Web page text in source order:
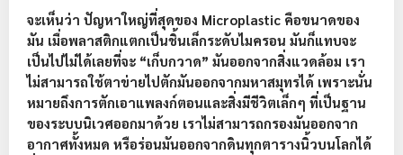
จะเห็นว่า ปัญหาใหญ่ที่สุดของ Microplastic คือขนาดของ
มัน เมื่อพลาสติกแตกเป็นชิ้นเล็กระดับไมครอน มันก็แทบจะ
เป็นไปไม่ได้เลยที่จะ “เก็บกวาด” มันออกจากสิ่งแวดล้อม เรา
ไม่สามารถใช้ตาข่ายไปตักมันออกจากมหาสมุทรได้ เพราะนั่น
หมายถึงการตักเอาแพลงก์ตอนและสิ่งมีชีวิตเล็กๆ ที่เป็นฐาน
ของระบบนิเวศออกมาด้วย เราไม่สามารถกรองมันออกจาก
อากาศทั้งหมด หรือร่อนมันออกจากดินทุกตารางนิ้วบนโลกได้